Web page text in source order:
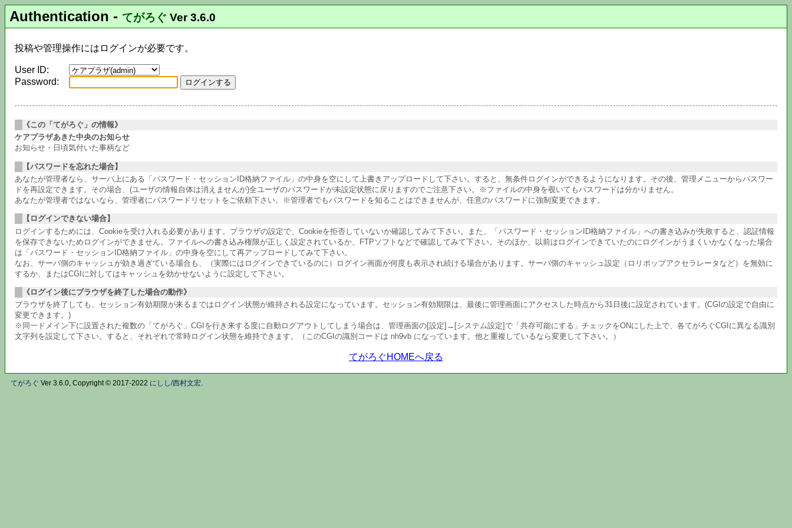
Authentication -てがろぐ Ver 3.6.0
投稿や管理操作にはログインが必要です。
User ID:
Password:
《この「てがろぐ」の情報》
ケアプラザあきた中央のお知らせ
お知らせ・日頃気付いた事柄など
【パスワードを忘れた場合】
あなたが管理者なら、サーバ上にある「パスワード・セッションID格納ファイル」の中身を空にして上書きアップロードして下さい。すると、無条件ログインができるようになります。その後、管理メニューからパスワー
ドを再設定できます。その場合、(ユーザの情報自体は消えませんが)全ユーザのパスワードが未設定状態に戻りますのでご注意下さい。※ファイルの中身を覗いてもパスワードは分かりません。
あなたが管理者ではないなら、管理者にパスワードリセットをご依頼下さい。※管理者でもパスワードを知ることはできませんが、任意のパスワードに強制変更できます。
【ログインできない場合】
ログインするためには、Cookieを受け入れる必要があります。ブラウザの設定で、Cookieを拒否していないか確認してみて下さい。また、「パスワード・セッションID格納ファイル」への書き込みが失敗すると、認証情報
を保存できないためログインができません。ファイルへの書き込み権限が正しく設定されているか、FTPソフトなどで確認してみて下さい。そのほか、以前はログインできていたのにログインがうまくいかなくなった場合
は「パスワード・セッションID格納ファイル」の中身を空にして再アップロードしてみて下さい。
なお、サーバ側のキャッシュが効き過ぎている場合も、（実際にはログインできているのに）ログイン画面が何度も表示され続ける場合があります。サーバ側のキャッシュ設定（ロリポップアクセラレータなど）を無効に
するか、またはCGIに対してはキャッシュを効かせないように設定して下さい。
《ログイン後にブラウザを終了した場合の動作》
ブラウザを終了しても、セッション有効期限が来るまではログイン状態が維持される設定になっています。セッション有効期限は、最後に管理画面にアクセスした時点から31日後に設定されています。(CGIの設定で自由に
変更できます。)
※同一ドメイン下に設置された複数の「てがろぐ」CGIを行き来する度に自動ログアウトしてしまう場合は、管理画面の[設定]→[システム設定]で「共存可能にする」チェックをONにした上で、各てがろぐCGIに異なる識別
文字列を設定して下さい。すると、それぞれで常時ログイン状態を維持できます。（このCGIの識別コードは nh9vb になっています。他と重複しているなら変更して下さい。）
てがろぐHOMEへ戻る
てがろぐ Ver 3.6.0, Copyright © 2017-2022 にしし/西村文宏.